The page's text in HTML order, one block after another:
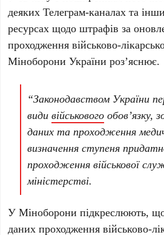
деяких Телеграм-каналах та
ресурсах щодо штрафів за
проходження військово-
Міноборони України роз’яснює.
“Законодавством України
видивійськового обов’язку,
даних та проходження
визначення ступеня
проходження військової
міністерстві.
У Міноборони підкреслюють,
даних проходження військово-